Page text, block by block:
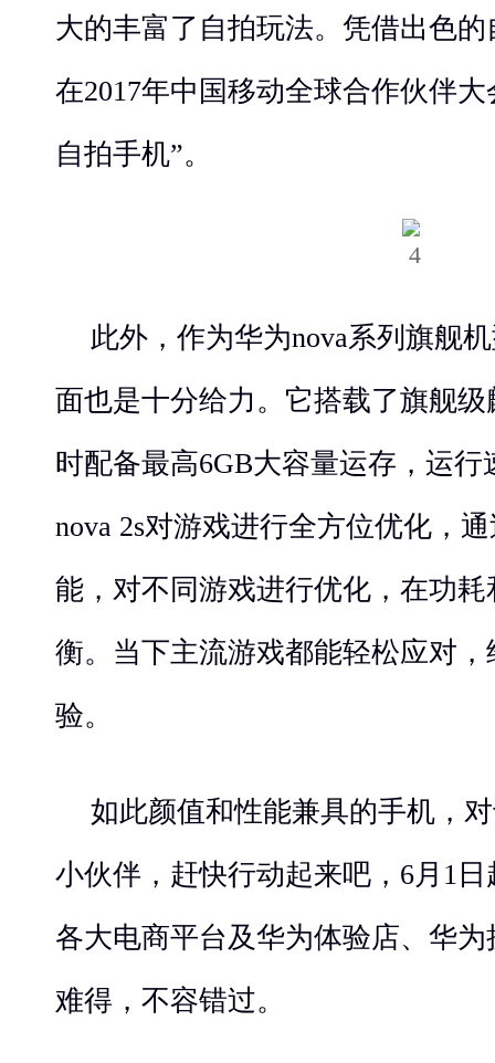
大的丰富了自拍玩法。凭借出色的
在2017年中国移动全球合作伙伴
自拍手机”。
此外，作为华为nova系列旗舰
面也是十分给力。它搭载了旗舰
时配备最高6GB大容量运存，运
nova 2s对游戏进行全方位优化，
能，对不同游戏进行优化，在功
衡。当下主流游戏都能轻松应对
验。
如此颜值和性能兼具的手机，
小伙伴，赶快行动起来吧，6月1
各大电商平台及华为体验店、华
难得，不容错过。